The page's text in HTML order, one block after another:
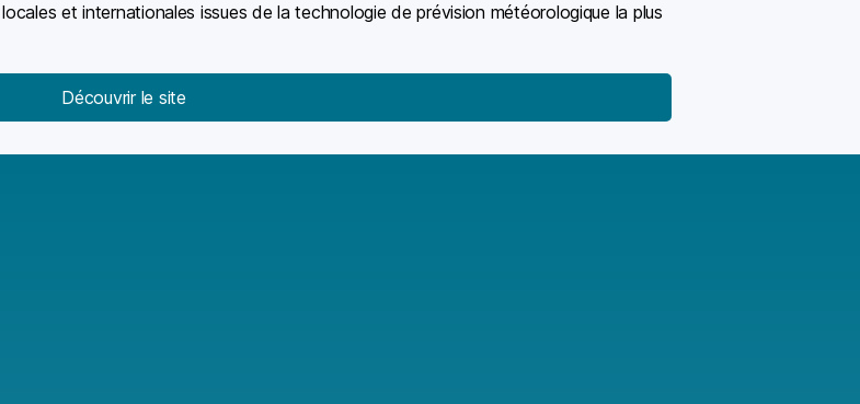
et internationales issues de la technologie de prévision météorologique la plus
Découvrir le site